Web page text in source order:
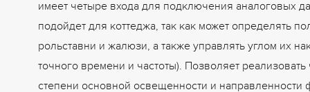
имеет четыре входа для подключения аналоговых
подойдет для коттеджа, так как может определять
рольставни и жалюзи, а также управлять углом их
точного времени и частоты). Позволяет
степени основной освещенности и направленности